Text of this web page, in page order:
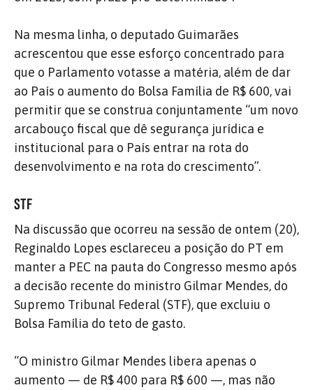
Na mesma linha, o deputado Guimarães
acrescentou que esse esforço concentrado para
que o Parlamento votasse a matéria, além de dar
ao País o aumento do Bolsa Família de R$ 600, vai
permitir que se construa conjuntamente “um novo
arcabouço fiscal que dê segurança jurídica e
institucional para o País entrar na rota do
desenvolvimento e na rota do crescimento”.
STF
Na discussão que ocorreu na sessão de ontem (20),
Reginaldo Lopes esclareceu a posição do PT em
manter a PEC na pauta do Congresso mesmo após
a decisão recente do ministro Gilmar Mendes, do
Supremo Tribunal Federal (STF), que excluiu o
Bolsa Família do teto de gasto.
“O ministro Gilmar Mendes libera apenas o
aumento — de R$ 400 para R$ 600 —, mas não